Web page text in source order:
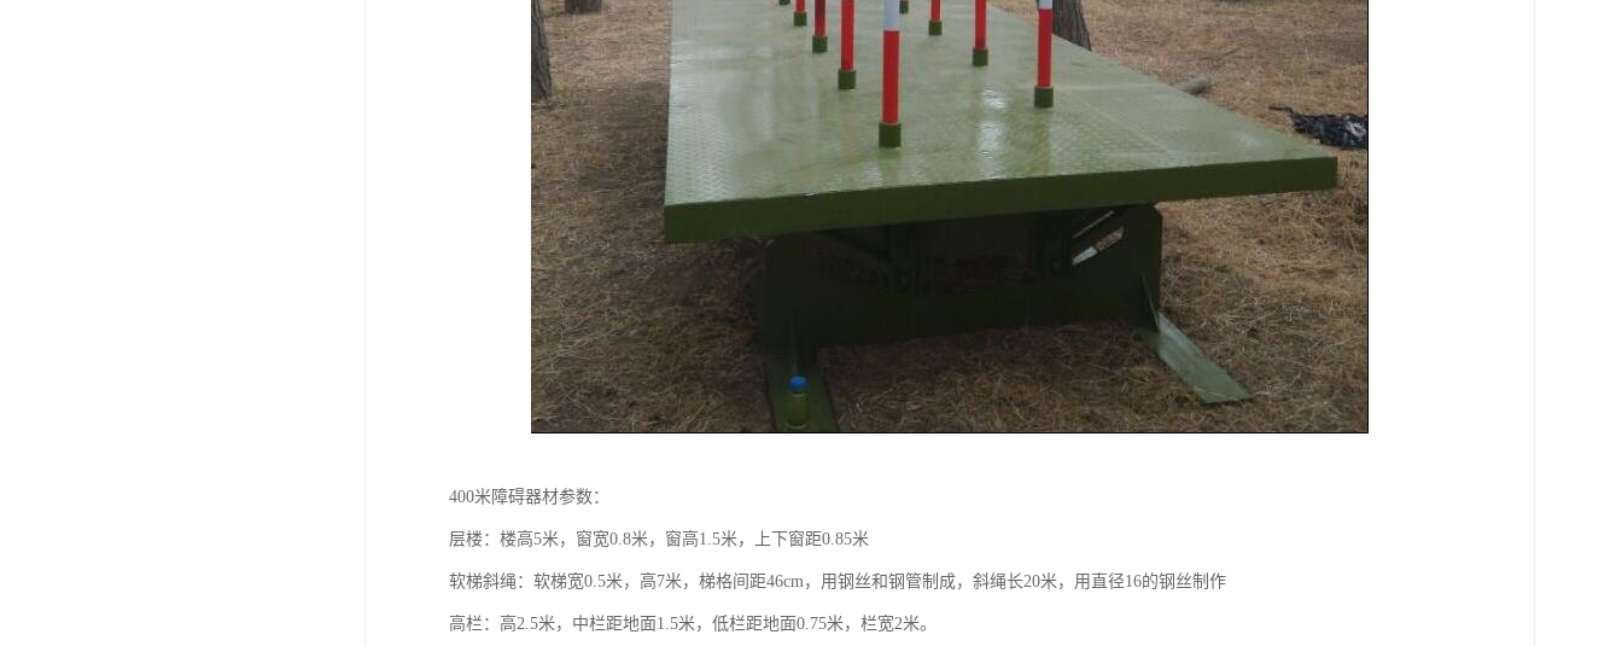
400米障碍器材参数：
层楼：楼高5米，窗宽0.8米，窗高1.5米，上下窗距0.85米
软梯斜绳：软梯宽0.5米，高7米，梯格间距46cm，用钢丝和钢管制成，斜绳长20米，用直径16的钢丝制作
高栏：高2.5米，中栏距地面1.5米，低栏距地面0.75米，栏宽2米。